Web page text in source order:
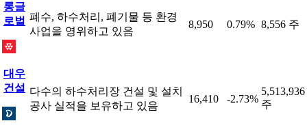
롱글
로벌 폐수, 하수처리, 폐기물 등 환경
사업을 영위하고 있음
8,950 0.79% 8,556 주
대우
건설 다수의 하수처리장 건설 및 설치
공사 실적을 보유하고 있음
16,410 -2.73%
5,513,936
주